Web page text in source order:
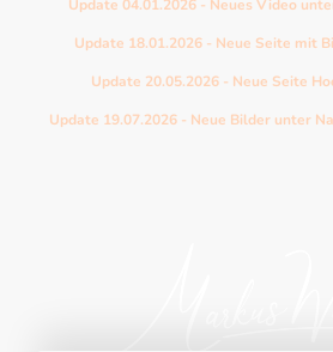
Update 04.01.2026 - Neues Video
Update 18.01.2026 - Neue Seite mit
Update 20.05.2026 - Neue Seite
Update 19.07.2026 - Neue Bilder unter